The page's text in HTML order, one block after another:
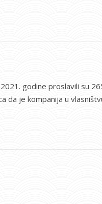
godine proslavili su
da je kompanija u